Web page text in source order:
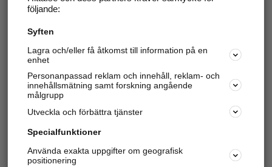
Svara på och hantera dina omdömen
Har du redan verifierat ditt företag? Logga in
Varje vecka besöker du och4 miljoner
andra
härliga användare oss för att hitta rätt lokal
följande:
Syften
Lagra och/eller få åtkomst till information på en
enhet
Personanpassad reklam och innehåll, reklam- och
innehållsmätning samt forskning angående
målgrupp
Utveckla och förbättra tjänster
Specialfunktioner
Använda exakta uppgifter om geografisk
positionering